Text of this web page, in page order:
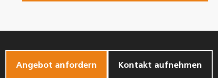
Angebot anfordern Kontakt aufnehmen